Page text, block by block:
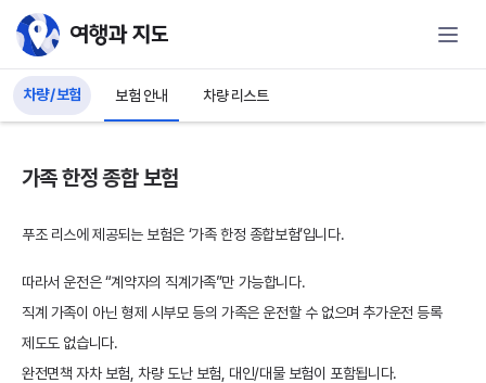
유럽자동차여행을 위한 푸조자동차
차량 / 보험 보험 안내 차량 리스트
가족 한정 종합 보험
푸조 리스에 제공되는 보험은 ‘가족 한정 종합보험’입니다.
따라서 운전은 “계약자의 직계가족”만 가능합니다.
직계 가족이 아닌 형제 시부모 등의 가족은 운전할 수 없으며 추가운전 등록
제도도 없습니다.
완전면책 자차 보험, 차량 도난 보험, 대인/대물 보험이 포함됩니다.